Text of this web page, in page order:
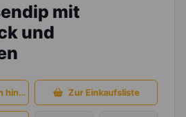
mit
und
hinzufügen Zur Einkaufsliste